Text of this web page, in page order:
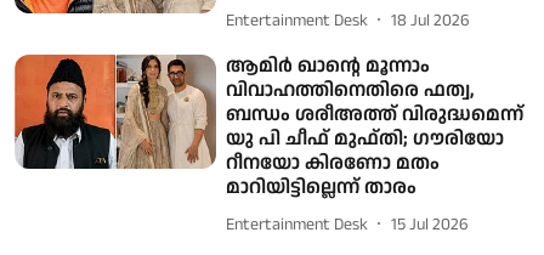
Entertainment Desk 18 Jul 2026
ആമിര്‍ ഖാന്റെ മൂന്നാം
വിവാഹത്തിനെതിരെ ഫത്വ,
ബന്ധം ശരീഅത്ത് വിരുദ്ധമെന്ന്
യു പി ചീഫ് മുഫ്തി; ഗൗരിയോ
റീനയോ കിരണോ മതം
മാറിയിട്ടില്ലെന്ന് താരം
Entertainment Desk 15 Jul 2026